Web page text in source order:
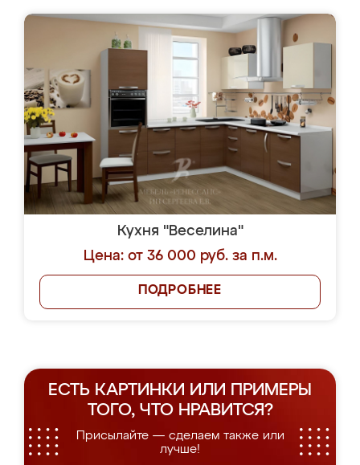
Кухня "Веселина"
Цена: от 36 000 руб. за п.м.
ПОДРОБНЕЕ
ЕСТЬ КАРТИНКИ ИЛИ ПРИМЕРЫ
ТОГО, ЧТО НРАВИТСЯ?
Присылайте — сделаем также или
лучше!